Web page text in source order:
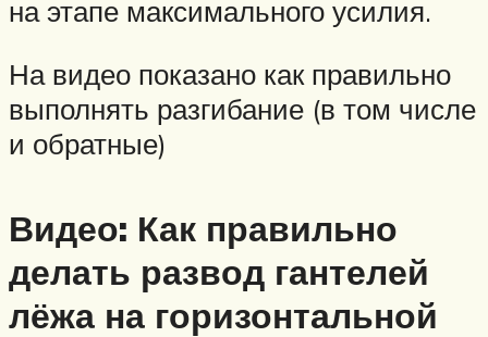
на этапе максимального усилия.
На видео показано как правильно
выполнять разгибание (в том числе
и обратные)
Видео: Как правильно
делать развод гантелей
лёжа на горизонтальной